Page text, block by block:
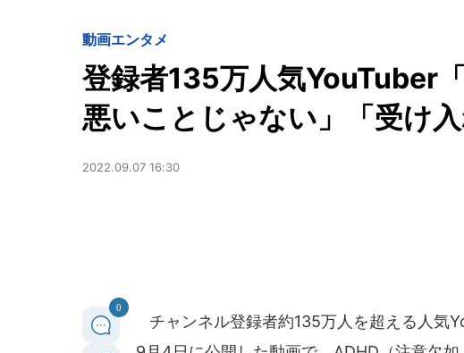
動画エンタメ
登録者135万人気YouTuber
悪いことじゃない」「受け
2022.09.07 16:30
0
チャンネル登録者約135万人を超える人気